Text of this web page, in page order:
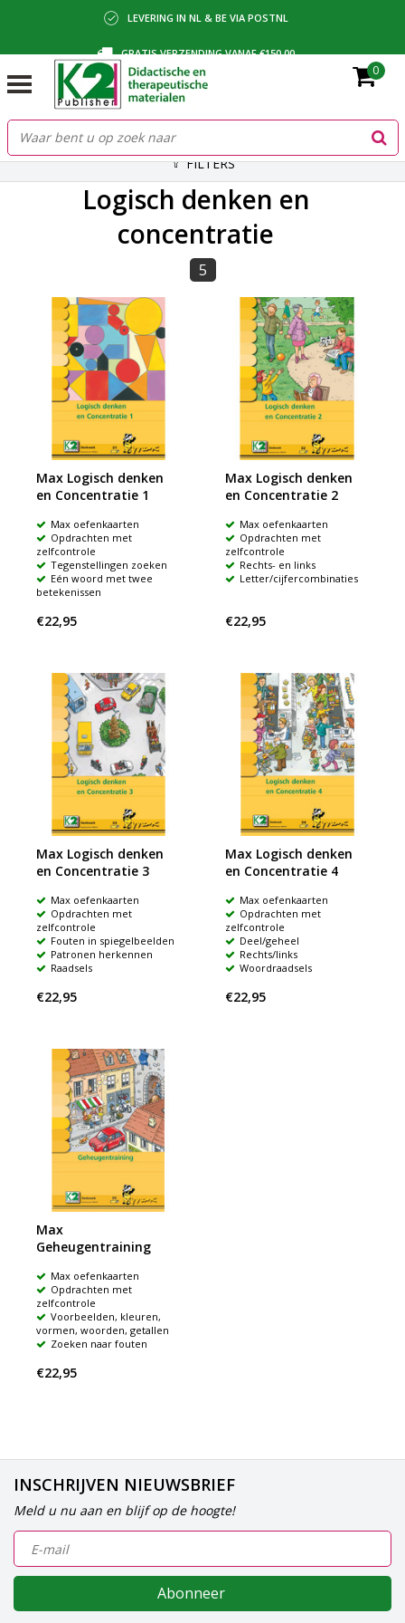
LEVERING IN NL & BE VIA POSTNL
GRATIS VERZENDING VANAF €150,00
BETALING VIA IDEAL, BANCONTACT OF FACTUUR
0
FILTERS
Logisch denken en
concentratie
5
Max Logisch denken
en Concentratie 1
Max oefenkaarten
Opdrachten met
zelfcontrole
Tegenstellingen zoeken
Eén woord met twee
betekenissen
€22,95
Max Logisch denken
en Concentratie 2
Max oefenkaarten
Opdrachten met
zelfcontrole
Rechts- en links
Letter/cijfercombinaties
€22,95
Max Logisch denken
en Concentratie 3
Max oefenkaarten
Opdrachten met
zelfcontrole
Fouten in spiegelbeelden
Patronen herkennen
Raadsels
€22,95
Max Logisch denken
en Concentratie 4
Max oefenkaarten
Opdrachten met
zelfcontrole
Deel/geheel
Rechts/links
Woordraadsels
€22,95
Max
Geheugentraining
Max oefenkaarten
Opdrachten met
zelfcontrole
Voorbeelden, kleuren,
vormen, woorden, getallen
Zoeken naar fouten
€22,95
INSCHRIJVEN NIEUWSBRIEF
Meld u nu aan en blijf op de hoogte!
Abonneer